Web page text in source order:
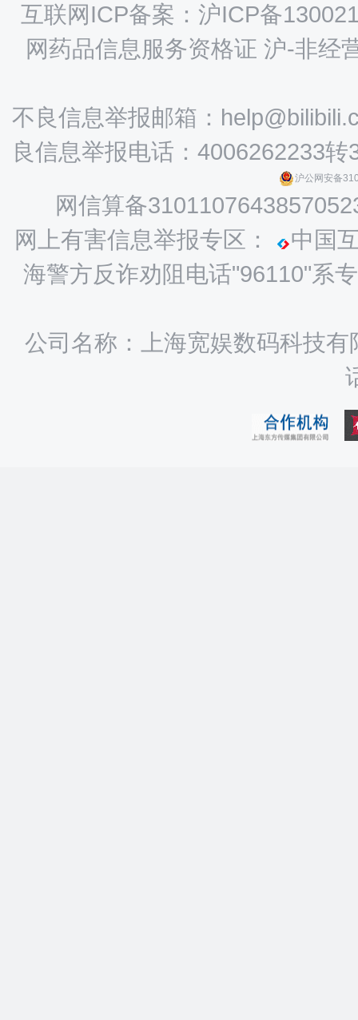
互联网ICP备案：沪ICP备
网药品信息服务资格证 沪-非经
不良信息举报邮箱：
良信息举报电话：4006262233转
沪公网安备
网信算备
网上有害信息举报专区：
中国
海警方反诈劝阻电话"96110"系
公司名称：上海宽娱数码科技有